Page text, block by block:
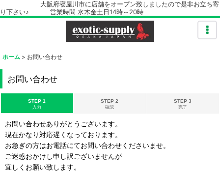
大阪府寝屋川市に店舗をオープン致しましたので是非お立ち寄
り下さい♪ 営業時間 水木金土日14時～20時
ホーム > お問い合わせ
お問い合わせ
STEP 1
入力
STEP 2
確認
STEP 3
完了
お問い合わせありがとうございます。
現在かなり対応遅くなっております。
お急ぎの方はお電話にてお問い合わせくださいませ。
ご迷惑おかけし申し訳ございませんが
宜しくお願い致します。